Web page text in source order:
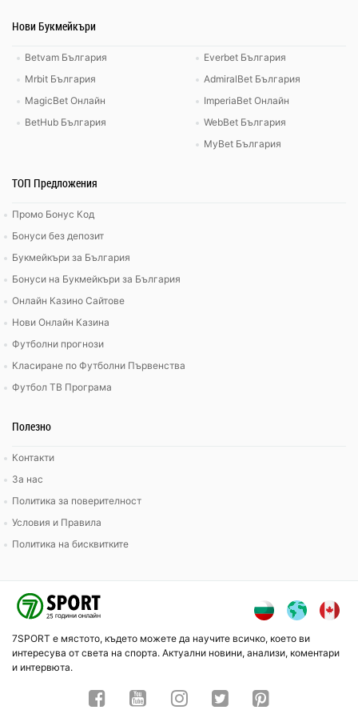
Нови Букмейкъри
Betvam България
Mrbit България
MagicBet Онлайн
BetHub България
Everbet България
AdmiralBet България
ImperiaBet Онлайн
WebBet България
MyBet България
ТОП Предложения
Промо Бонус Код
Бонуси без депозит
Букмейкъри за България
Бонуси на Букмейкъри за България
Онлайн Казино Сайтове
Нови Онлайн Казина
Футболни прогнози
Класиране по Футболни Първенства
Футбол ТВ Програма
Полезно
Контакти
За нас
Политика за поверителност
Условия и Правила
Политика на бисквитките
7SPORT е мястото, където можете да научите всичко, което ви
интересува от света на спорта. Актуални новини, анализи, коментари
и интервюта.